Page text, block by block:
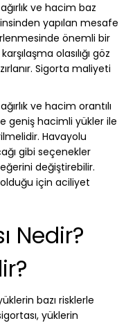
ve hacim baz
yapılan mesafe
önemli bir
olasılığı göz
Sigorta maliyeti
ve hacim orantılı
geniş hacimli yükler ile
Havayolu
gibi seçenekler
değiştirebilir.
olduğu için aciliyet
Nedir?
bazı risklerle
yüklerin